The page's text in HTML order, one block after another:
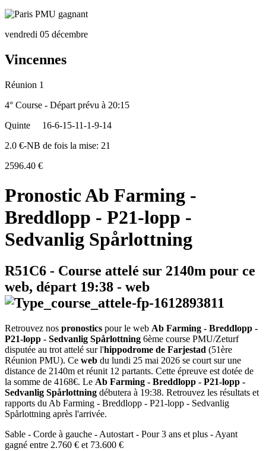
vendredi 05 décembre
Vincennes
Réunion 1
4° Course - Départ prévu à 20:15
Quinte
16-6-15-11-1-9-14
2.0 €-NB de fois la mise: 21
2596.40 €
Pronostic Ab Farming -
Breddlopp - P21-lopp -
Sedvanlig Spårlottning
R51C6 - Course attelé sur 2140m pour ce
web, départ 19:38 - web
Retrouvez nos pronostics pour le web Ab Farming - Breddlopp -
P21-lopp - Sedvanlig Spårlottning 6ème course PMU/Zeturf
disputée au trot attelé sur l'hippodrome de Farjestad (51ère
Réunion PMU). Ce web du lundi 25 mai 2026 se court sur une
distance de 2140m et réunit 12 partants. Cette épreuve est dotée de
la somme de 4168€. Le Ab Farming - Breddlopp - P21-lopp -
Sedvanlig Spårlottning débutera à 19:38. Retrouvez les résultats et
rapports du Ab Farming - Breddlopp - P21-lopp - Sedvanlig
Spårlottning après l'arrivée.
Sable - Corde à gauche - Autostart - Pour 3 ans et plus - Ayant
gagné entre 2.760 € et 73.600 €